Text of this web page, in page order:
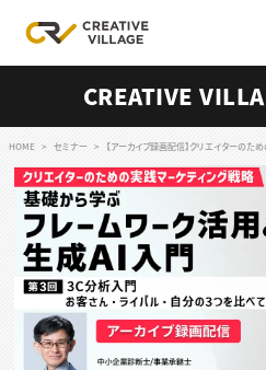
ログイン
RECRUIT
クリエイター求人を探す
CREATIVE JOB求人検索
特集求人
採用説明会
転職支援サービス
CONTENTS
CREATIVE
HOME セミナー 【アーカイブ録画配信】クリエイターの